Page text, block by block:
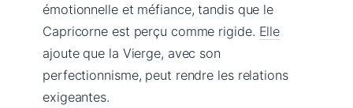
émotionnelle et méfiance, tandis que le
Capricorne est perçu comme rigide. Elle
ajoute que la Vierge, avec son
perfectionnisme, peut rendre les relations
exigeantes.